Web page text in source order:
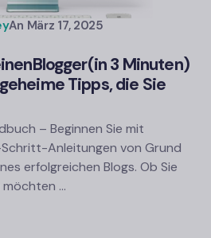
An März 17, 2025
Blogger(in 3 Minuten)
Tipps, die Sie
– Beginnen Sie mit
Anleitungen von Grund
erfolgreichen Blogs. Ob Sie
…